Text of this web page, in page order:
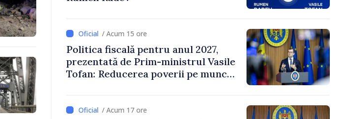
/ Acum 15 ore
Politica fiscală pentru anul 2027,
prezentată de Prim-ministrul Vasile
Tofan: Reducerea poverii pe muncă,
/ Acum 17 ore